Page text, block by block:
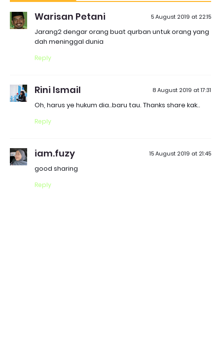
Warisan Petani 5 August 2019 at 22:15
Jarang2 dengar orang buat qurban untuk orang yang
dah meninggal dunia
Reply
Rini Ismail 8 August 2019 at 17:31
Oh, harus ye hukum dia..baru tau. Thanks share kak..
Reply
iam.fuzy 15 August 2019 at 21:45
good sharing
Reply